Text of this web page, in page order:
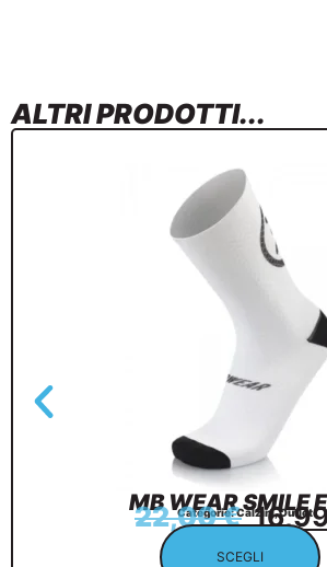
ALTRI PRODOTTI...
MB WEAR SMILE
Categorie:Calzini,Outlet
22,00€
SCEGLI